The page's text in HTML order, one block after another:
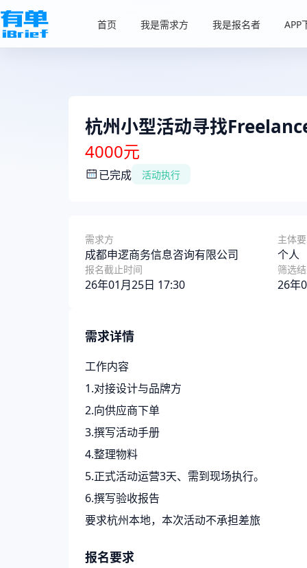
首页 我是需求方 我是报名者 APP
杭州小型活动寻找
4000元
已完成 活动执行
需求方
成都申逻商务信息咨询有限公司
报名截止时间
26年01月25日 17:30
主体
个人
筛选
26年
需求详情
工作内容
1.对接设计与品牌方
2.向供应商下单
3.撰写活动手册
4.整理物料
5.正式活动运营3天、需到现场执行。
6.撰写验收报告
要求杭州本地，本次活动不承担差旅
报名要求